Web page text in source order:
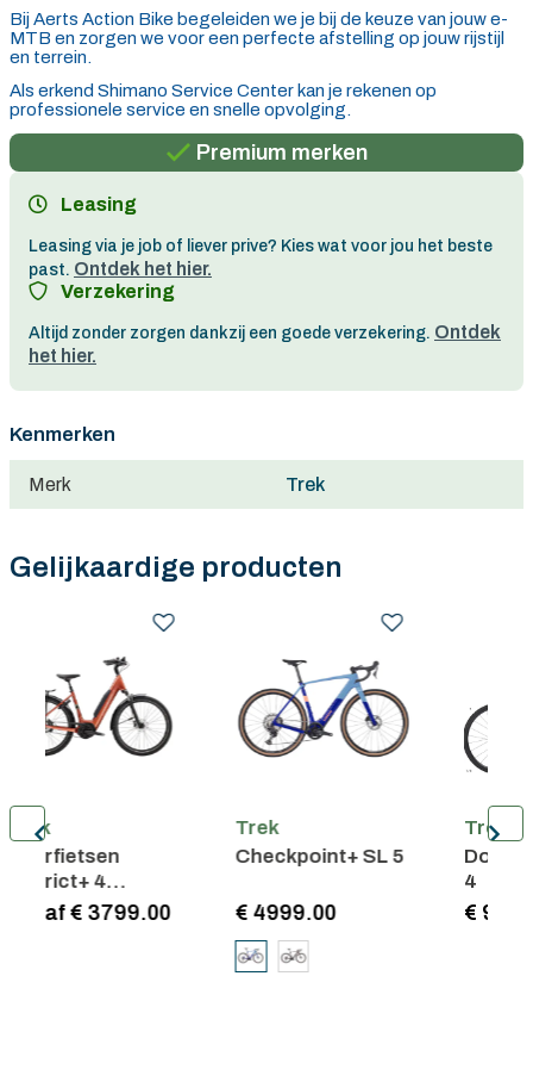
Bij Aerts Action Bike begeleiden we je bij de keuze van jouw e-
MTB en zorgen we voor een perfecte afstelling op jouw rijstijl
en terrein.
Als erkend Shimano Service Center kan je rekenen op
professionele service en snelle opvolging.
Gratis verzending in België vanaf €100
Premium merken
Leasing
Leasing via je job of liever prive? Kies wat voor jou het beste
past. Ontdek het hier.
Verzekering
Altijd zonder zorgen dankzij een goede verzekering. Ontdek
het hier.
Kenmerken
Merk Trek
Gelijkaardige producten
Domane AL 2 Gen
4
€ 999.00
FX Sport AL
€ 999.00